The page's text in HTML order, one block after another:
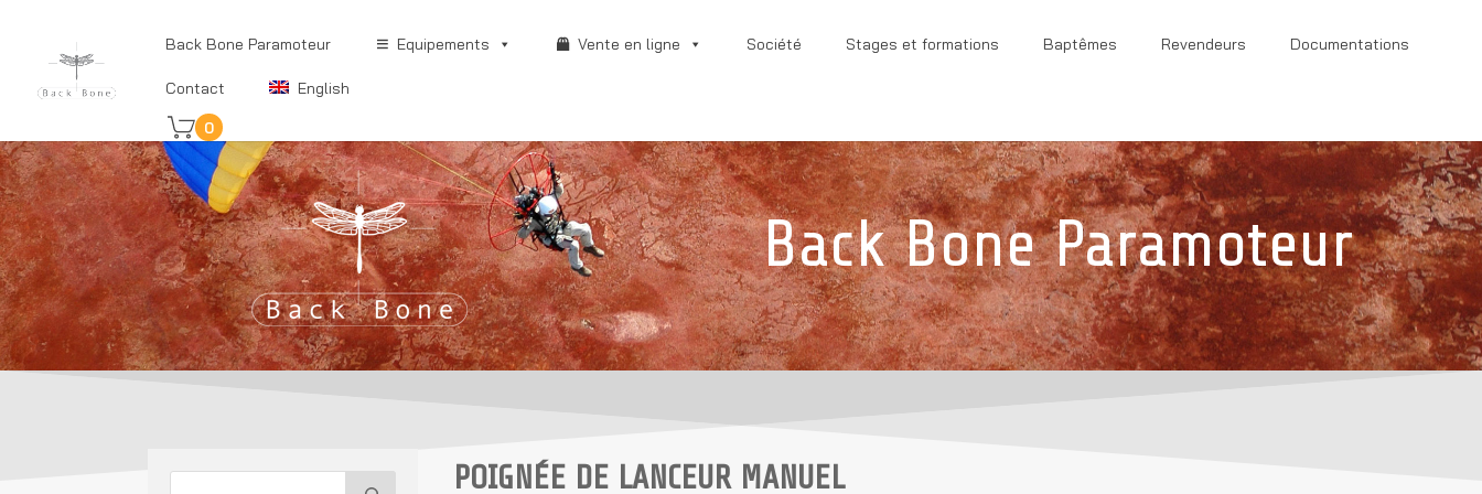
Back Bone Paramoteur Equipements Vente en ligne Société Stages et formations Baptêmes Revendeurs Documentations
Contact
English
0
Back Bone Paramoteur
POIGNÉE DE LANCEUR MANUEL